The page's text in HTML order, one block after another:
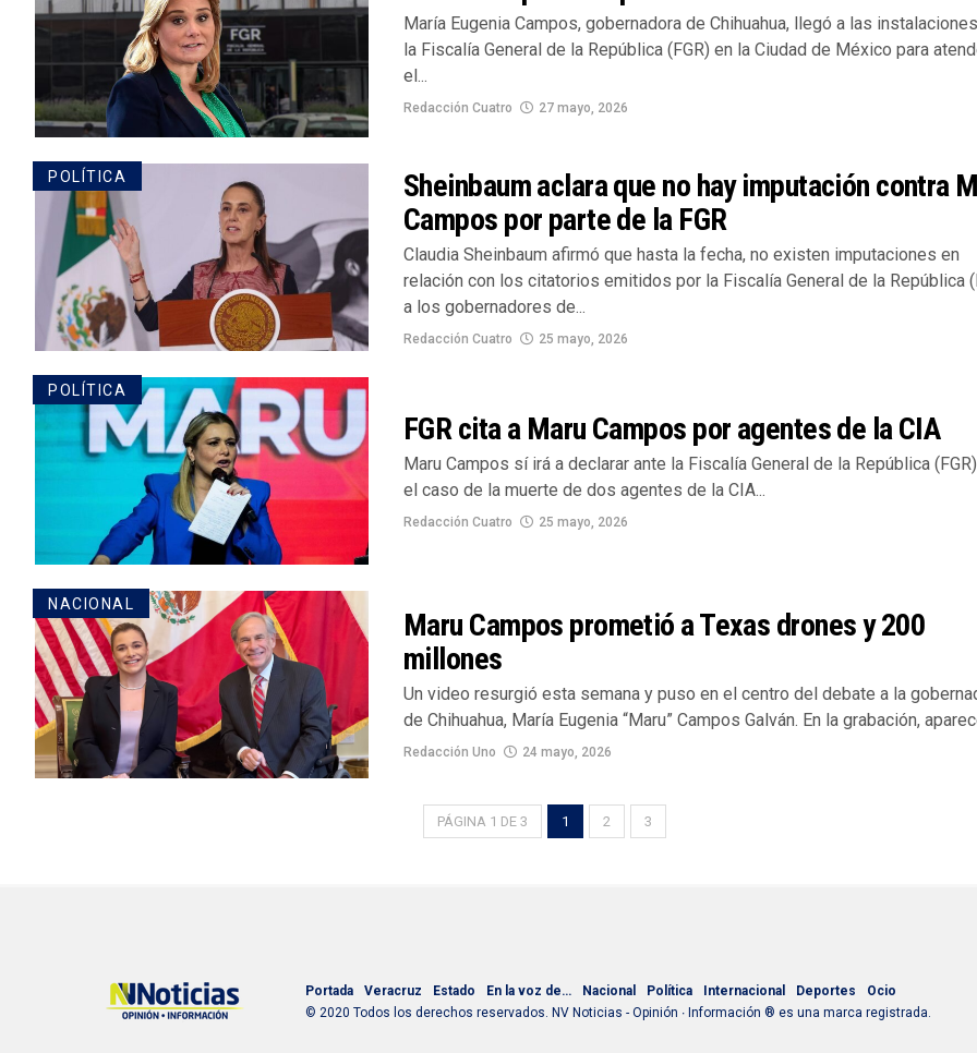
María Eugenia Campos, gobernadora de Chihuahua, llegó a las
la Fiscalía General de la República (FGR) en la Ciudad de México para
el...
Redacción Cuatro 27 mayo, 2026
POLÍTICA
Sheinbaum aclara que no hay imputación contra
Campos por parte de la FGR
Claudia Sheinbaum afirmó que hasta la fecha, no existen imputaciones en
relación con los citatorios emitidos por la Fiscalía General de la República
a los gobernadores de...
Redacción Cuatro 25 mayo, 2026
POLÍTICA
FGR cita a Maru Campos por agentes de la CIA
Maru Campos sí irá a declarar ante la Fiscalía General de la República
el caso de la muerte de dos agentes de la CIA...
Redacción Cuatro 25 mayo, 2026
NACIONAL
Maru Campos prometió a Texas drones y 200
millones
Un video resurgió esta semana y puso en el centro del debate a la
de Chihuahua, María Eugenia “Maru” Campos Galván. En la grabación,
Redacción Uno 24 mayo, 2026
PÁGINA 1 DE 3 1 2 3
Portada Veracruz Estado En la voz de… Nacional Política Internacional Deportes
Ocio
© 2020 Todos los derechos reservados. NV Noticias - Opinión ∙ Información ® es una marca registrada.